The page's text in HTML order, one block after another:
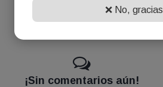
¡Sin comentarios aún!
❌ No, gracias